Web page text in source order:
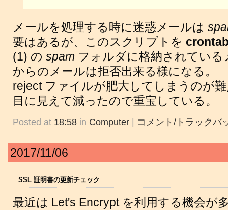
メールを処理する時に迷惑メールは
要はあるが、このスクリプトを
(1) の spam フォルダに格納されてい
からのメールは拒否出来る様になる。
reject ファイルが肥大してしまうのが
目に見えて減ったので重宝している。
Posted at 18:58 in Computer コメント/トラックバ
2017/11/06
SSL 証明書の更新チェック
最近は Let's Encrypt を利用する機会が